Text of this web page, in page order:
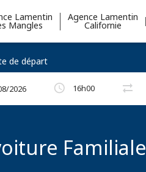
Lamentin
Mangles
Agence Lamentin
Californie
de départ
schedule 16h00 arrow_right_alt
arrow_right_alt
Familiale